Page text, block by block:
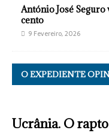
António José Seguro
cento
9 Fevereiro, 2026
O EXPEDIENTE
Ucrânia. O